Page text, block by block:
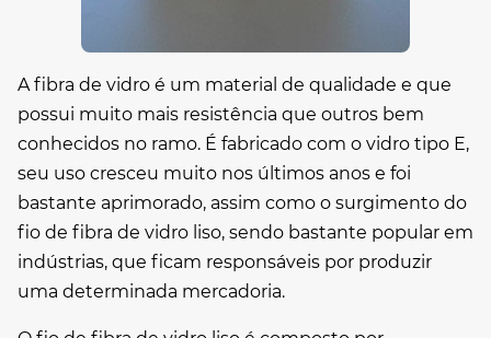
A fibra de vidro é um material de qualidade e que
possui muito mais resistência que outros bem
conhecidos no ramo. É fabricado com o vidro tipo E,
seu uso cresceu muito nos últimos anos e foi
bastante aprimorado, assim como o surgimento do
fio de fibra de vidro liso, sendo bastante popular em
indústrias, que ficam responsáveis por produzir
uma determinada mercadoria.